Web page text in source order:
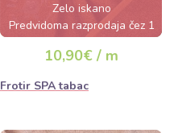
Zelo iskano
Predvidoma razprodaja čez 1
dan
10,90€ / m
Frotir SPA tabac